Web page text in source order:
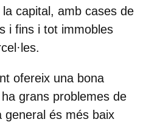
capital, amb cases de
i fins i tot immobles
ofereix una bona
grans problemes de
general és més baix